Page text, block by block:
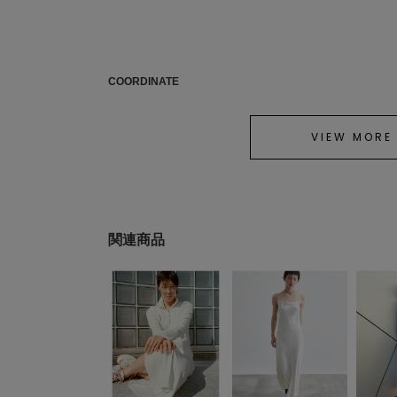
COORDINATE
VIEW MORE
関連商品